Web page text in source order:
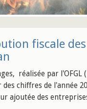
fiscale
réalisée par
chiffres de l'année
ajoutée des